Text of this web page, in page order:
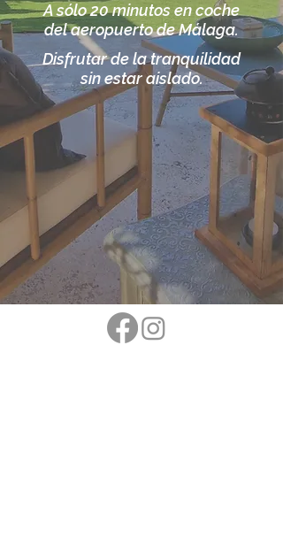
A sólo 20 minutos en coche
del aeropuerto de Málaga.
Disfrutar de la tranquilidad
sin estar aislado.